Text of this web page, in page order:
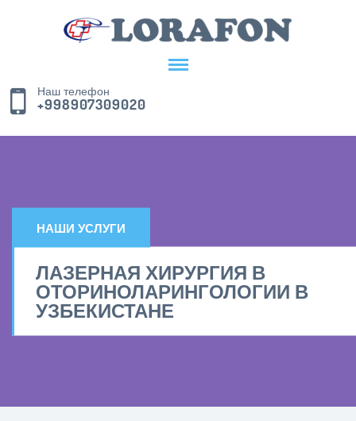
Наш телефон
+998907309020
НАШИ УСЛУГИ
ЛАЗЕРНАЯ ХИРУРГИЯ В
ОТОРИНОЛАРИНГОЛОГИИ В
УЗБЕКИСТАНЕ